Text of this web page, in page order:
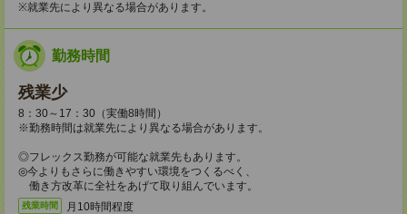
※就業先により異なる場合があります。
勤務時間
残業少
8：30～17：30（実働8時間）
※勤務時間は就業先により異なる場合があります。
◎フレックス勤務が可能な就業先もあります。
◎今よりもさらに働きやすい環境をつくるべく、
働き方改革に全社をあげて取り組んでいます。
残業時間 月10時間程度